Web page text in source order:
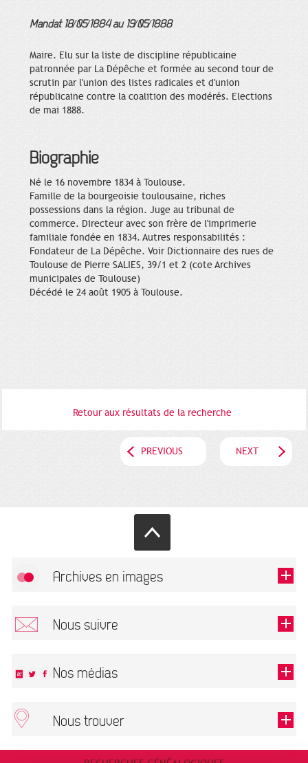
Mandat 18/05/1884 au 19/05/1888
Maire. Elu sur la liste de discipline républicaine
patronnée par La Dépêche et formée au second tour de
scrutin par l'union des listes radicales et d'union
républicaine contre la coalition des modérés. Elections
de mai 1888.
Biographie
Né le 16 novembre 1834 à Toulouse.
Famille de la bourgeoisie toulousaine, riches
possessions dans la région. Juge au tribunal de
commerce. Directeur avec son frère de l'imprimerie
familiale fondée en 1834. Autres responsabilités :
Fondateur de La Dépêche. Voir Dictionnaire des rues de
Toulouse de Pierre SALIES, 39/1 et 2 (cote Archives
municipales de Toulouse)
Décédé le 24 août 1905 à Toulouse.
Retour aux résultats de la recherche
PREVIOUS NEXT
Archives en images
Nous suivre
This field is required.
Nos médias
Nous trouver
ARCHIVES MUNICIPALES